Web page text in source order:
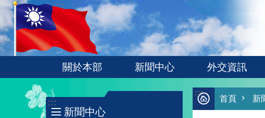
跳到主要內容區塊
:::
關於本部 新聞中心 外交資訊
:::
新聞中心
:::
首頁 新